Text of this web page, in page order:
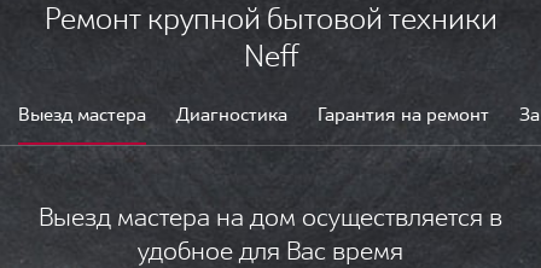
Ремонт крупной бытовой техники
Neff
Выезд мастера Диагностика Гарантия на ремонт
Выезд мастера на дом осуществляется в
удобное для Вас время